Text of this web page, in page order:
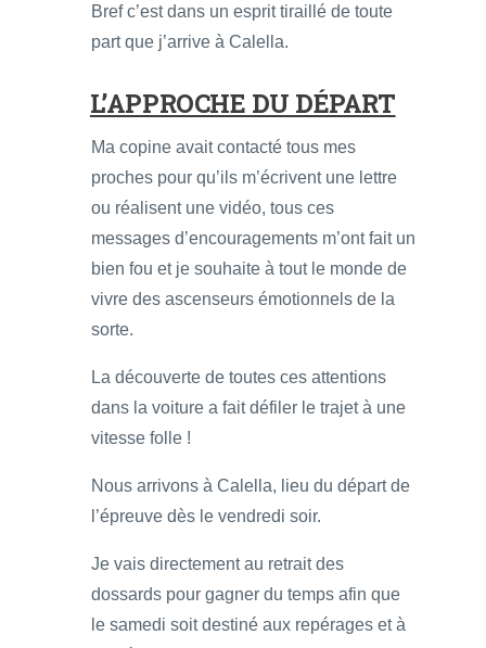
Bref c’est dans un esprit tiraillé de toute
part que j’arrive à Calella.
L’APPROCHE DU DÉPART
Ma copine avait contacté tous mes
proches pour qu’ils m’écrivent une lettre
ou réalisent une vidéo, tous ces
messages d’encouragements m’ont fait un
bien fou et je souhaite à tout le monde de
vivre des ascenseurs émotionnels de la
sorte.
La découverte de toutes ces attentions
dans la voiture a fait défiler le trajet à une
vitesse folle !
Nous arrivons à Calella, lieu du départ de
l’épreuve dès le vendredi soir.
Je vais directement au retrait des
dossards pour gagner du temps afin que
le samedi soit destiné aux repérages et à